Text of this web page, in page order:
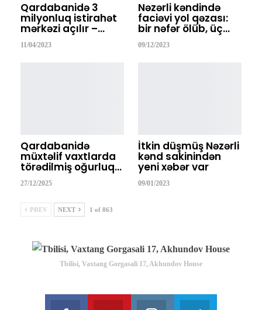
Qardabanidə 3
milyonluq istirahət
mərkəzi açılır –…
11/04/2023
Nəzərli kəndində
faciəvi yol qəzası:
bir nəfər ölüb, üç…
09/12/2023
Qardabanidə
müxtəlif vaxtlarda
törədilmiş oğurluq…
27/12/2025
İtkin düşmüş Nəzərli
kənd sakinindən
yeni xəbər var
09/01/2023
PREV NEXT 1 of 863
Tbilisi, Vaxtang Gorgasali 17, Akhundov House
Youtube Instagram